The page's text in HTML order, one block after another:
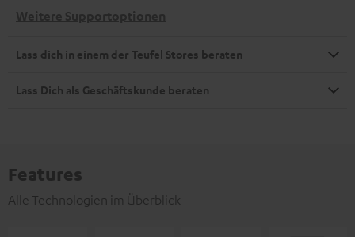
Weitere Supportoptionen
Lass dich in einem der Teufel Stores beraten
Lass Dich als Geschäftskunde beraten
Features
Alle Technologien im Überblick